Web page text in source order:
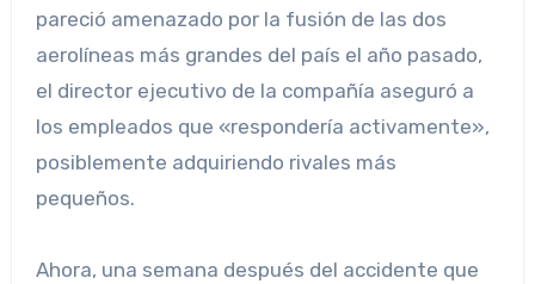
pareció amenazado por la fusión de las dos
aerolíneas más grandes del país el año pasado,
el director ejecutivo de la compañía aseguró a
los empleados que «respondería activamente»,
posiblemente adquiriendo rivales más
pequeños.
Ahora, una semana después del accidente que